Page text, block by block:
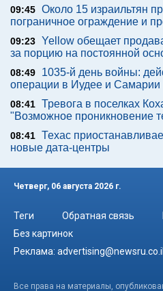
09:45 Около 15 израильтян
пограничное ограждение и
09:23 Yellow обещает
за порцию на постоянной
08:49
1035-й день войны:
операции в Иудее и Самарии
08:41 Тревога в поселках
"Возможное проникновение
08:41 Техас
новые дата-центры
Четверг, 06 августа 2026 г.
Теги Обратная связь
Без картинок
Реклама: advertising@newsru.co.il
Все права на материалы,